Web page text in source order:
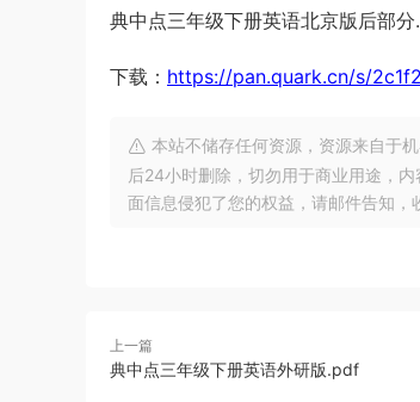
典中点三年级下册英语北京版后部
下载： https://pan.quark.cn/s/
本站不储存任何资源，资源来自于
后24小时删除，切勿用于商业用途，
面信息侵犯了您的权益，请邮件告知
上一篇
典中点三年级下册英语外研版.pdf